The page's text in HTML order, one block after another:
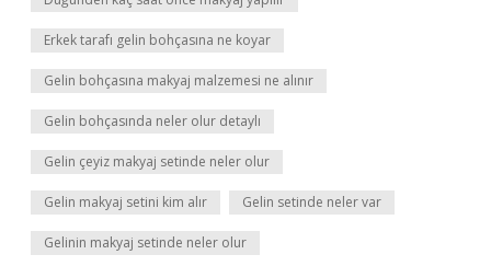
Erkek tarafı gelin bohçasına ne koyar
Gelin bohçasına makyaj malzemesi ne alınır
Gelin bohçasında neler olur detaylı
Gelin çeyiz makyaj setinde neler olur
Gelin makyaj setini kim alır Gelin setinde neler var
Gelinin makyaj setinde neler olur